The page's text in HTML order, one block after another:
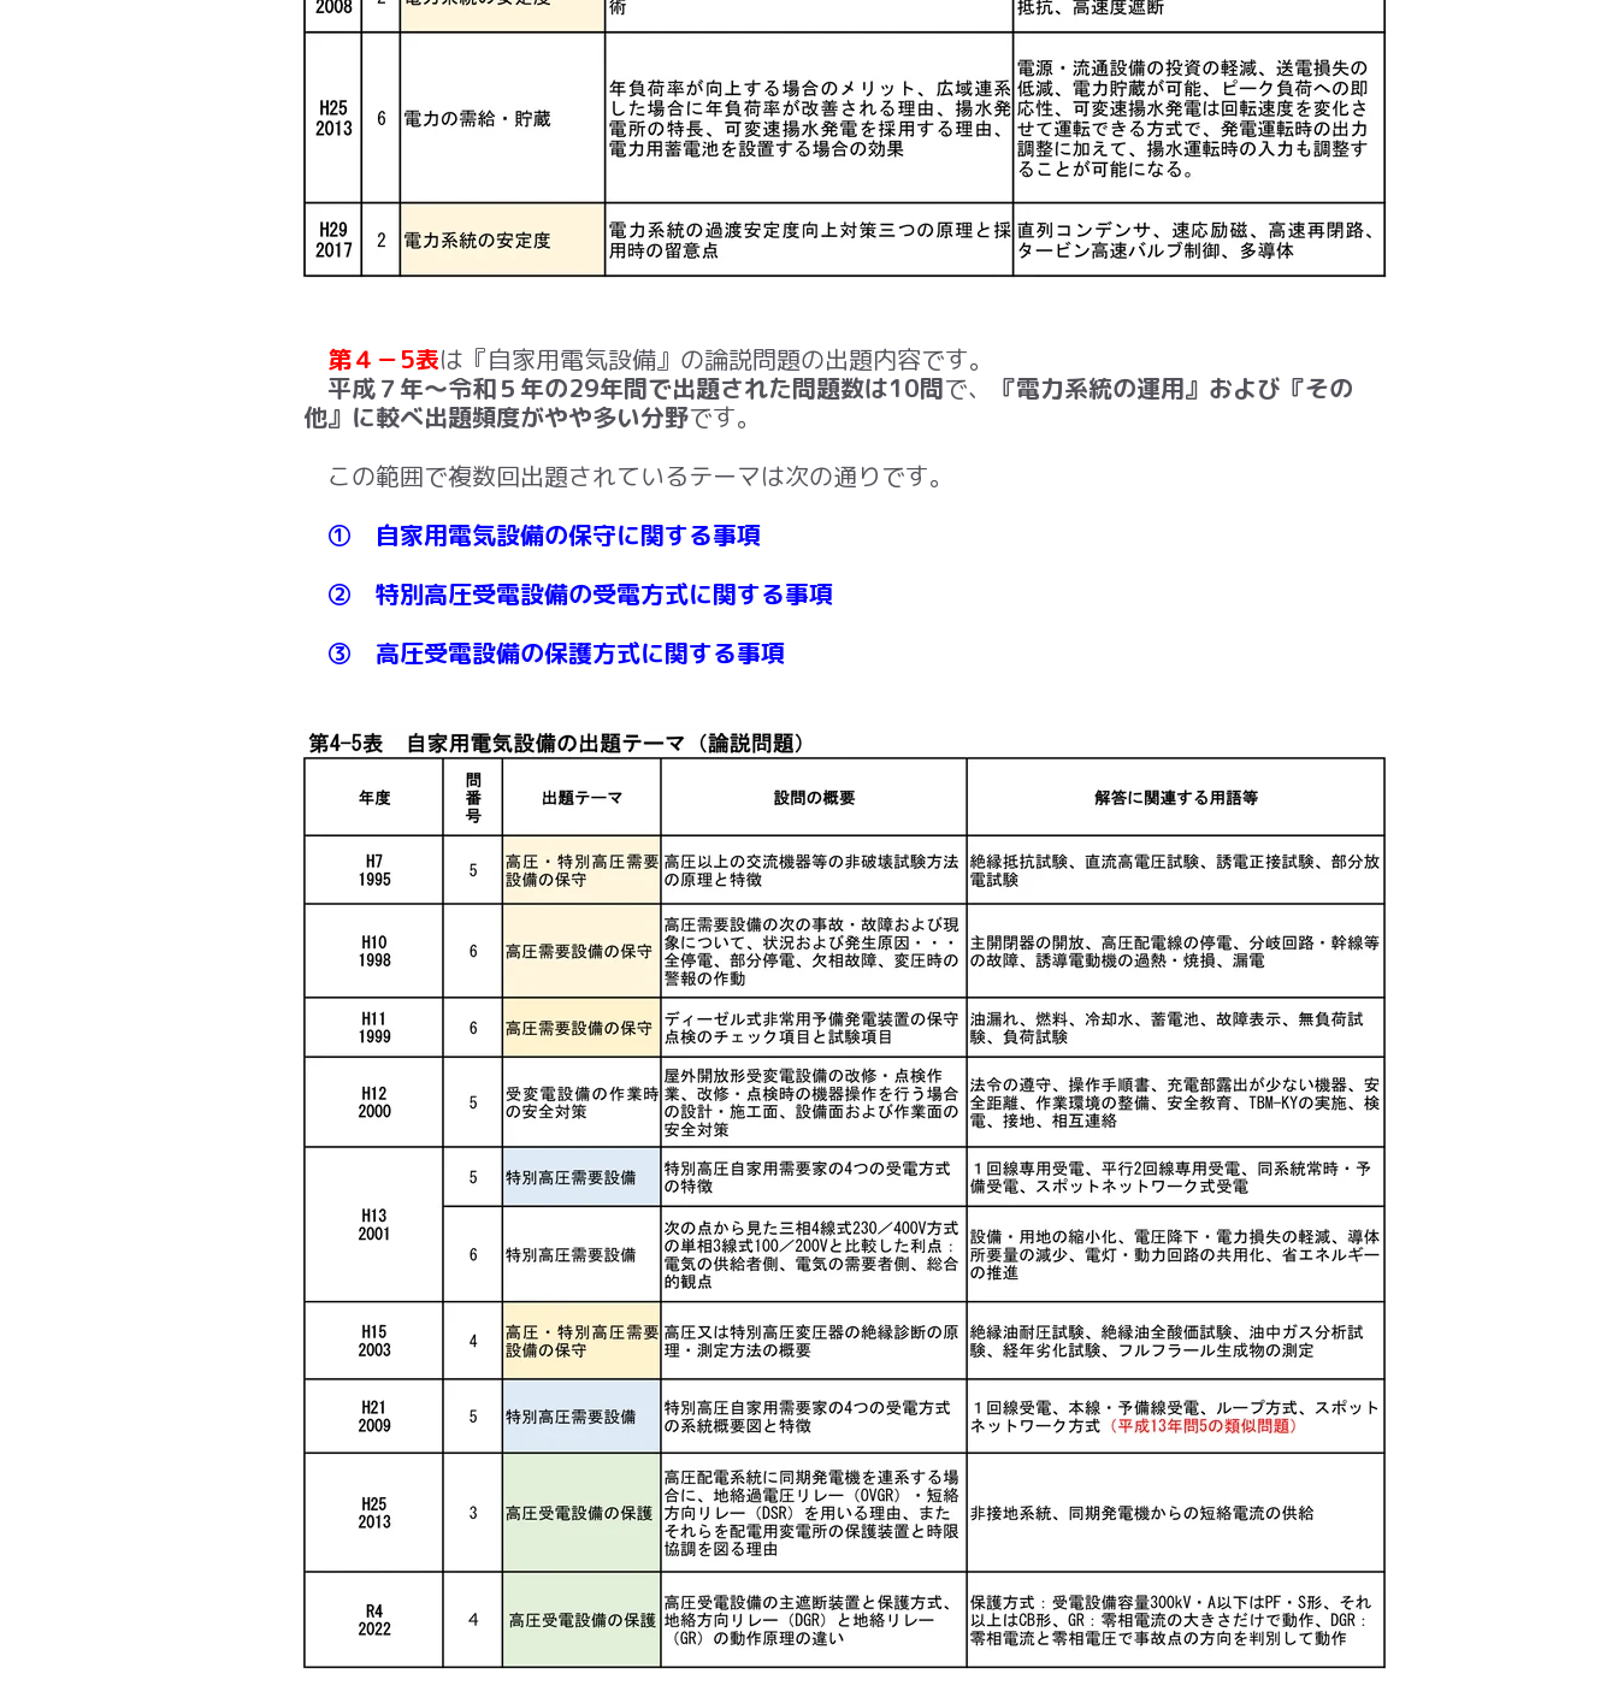
第４－5表は『自家用電気設備』の論説問題の出題内容です。
平成７年～令和５年の29年間で出題された問題数は10問で、
『電力系統の運用』および『その
他』に較べ出題頻度がやや多い分野です。
この範囲で複数回出題されているテーマは次の通りです。
① 自家用電気設備の保守に関する事項
② 特別高圧受電設備の受電方式に関する事項
③ 高圧受電設備の保護方式に関する事項